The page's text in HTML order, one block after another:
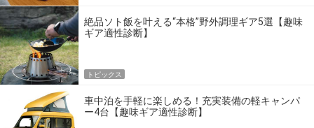
絶品ソト飯を叶える“本格”野外調理ギア5選【趣味
ギア適性診断】
トピックス
車中泊を手軽に楽しめる！充実装備の軽キャンパ
ー4台【趣味ギア適性診断】